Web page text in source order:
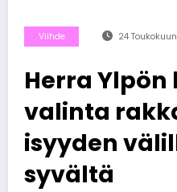
Viihde 24
Herra
valinta
isyyden
syvältä